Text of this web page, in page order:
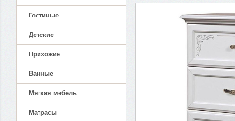
Гостиные
Детские
Прихожие
Ванные
Мягкая мебель
Матрасы